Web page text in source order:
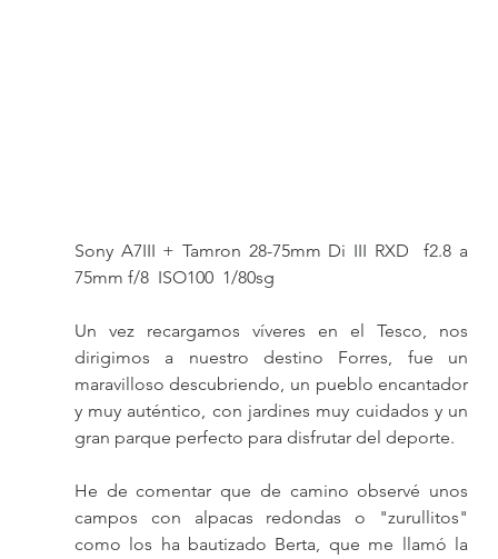
Sony A7III + Tamron 28-75mm Di III RXD  f2.8 a
75mm f/8  ISO100  1/80sg
Un vez recargamos víveres en el Tesco, nos
dirigimos a nuestro destino Forres, fue un
maravilloso descubriendo, un pueblo encantador
y muy auténtico, con jardines muy cuidados y un
gran parque perfecto para disfrutar del deporte.
He de comentar que de camino observé unos
campos con alpacas redondas o "zurullitos"
como los ha bautizado Berta, que me llamó la